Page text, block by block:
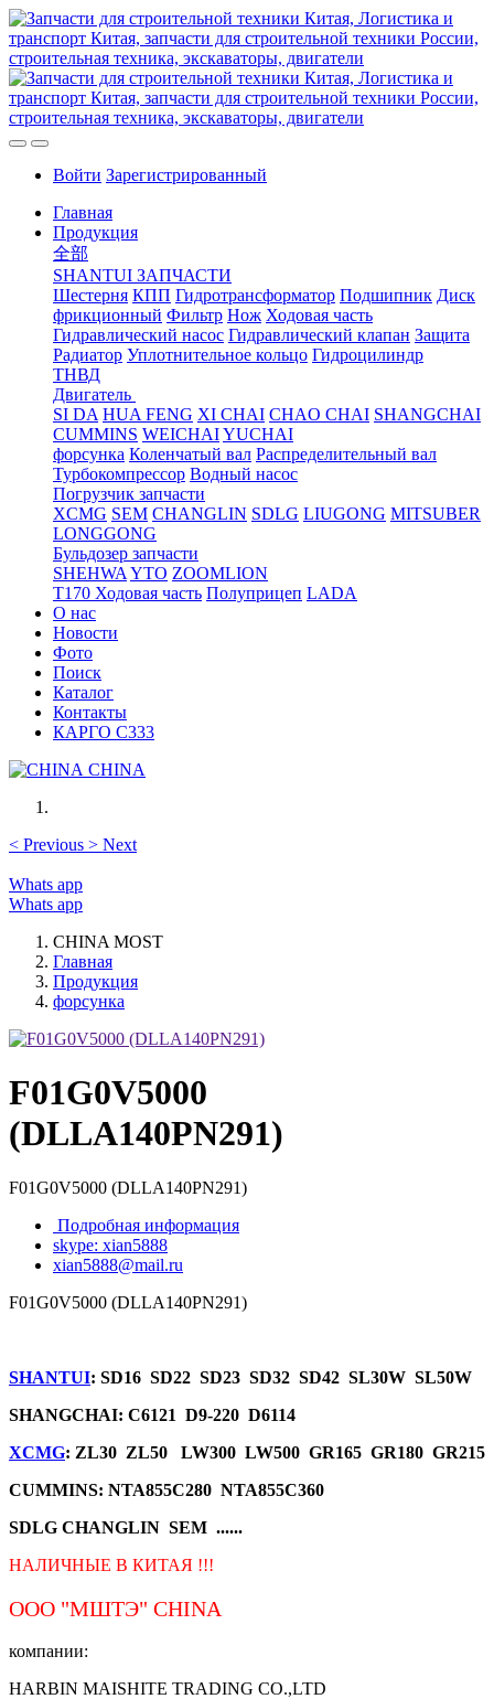
Войти Зарегистрированный
Главная
Продукция
全部
SHANTUI ЗАПЧАСТИ
Шестерня КПП Гидротрансформатор Подшипник Диск
фрикционный Фильтр Нож Ходовая часть
Гидравлический насос Гидравлический клапан Защита
Радиатор Уплотнительное кольцо Гидроцилиндр
ТНВД
Двигатель
SI DA HUA FENG XI CHAI CHAO CHAI SHANGCHAI
CUMMINS WEICHAIYUCHAI
форсунка Коленчатый вал Распределительный вал
Турбокомпрессор Водный насос
Погрузчик запчасти
XCMG SEM CHANGLIN SDLG LIUGONG MITSUBER
LONGGONG
Бульдозер запчасти
SHEHWA YTO ZOOMLION
T170 Ходовая часть Полуприцеп LADA
О нас
Новости
Фото
Поиск
Каталог
Контакты
КАРГО С333
CHINA
< Previous > Next
Whats app
Whats app
CHINA MOST
Главная
Продукция
форсунка
F01G0V5000
(DLLA140PN291)
F01G0V5000 (DLLA140PN291)
Подробная информация
skype: xian5888
xian5888@mail.ru
F01G0V5000 (DLLA140PN291)
SHANTUI: SD16 SD22 SD23 SD32 SD42 SL30W SL50W
SHANGCHAI: C6121 D9-220 D6114
XCMG: ZL30 ZL50 LW300 LW500 GR165 GR180 GR215
CUMMINS: NTA855C280 NTA855C360
SDLG CHANGLIN SEM ......
НАЛИЧНЫЕ В КИТАЯ !!!
ООО "МШТЭ" CHINA
компании:
HARBIN MAISHITE TRADING CO.,LTD